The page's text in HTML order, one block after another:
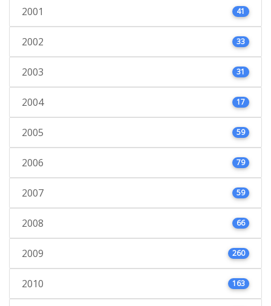
2001 41
2002 33
2003 31
2004 17
2005 59
2006 79
2007 59
2008 66
2009 260
2010 163